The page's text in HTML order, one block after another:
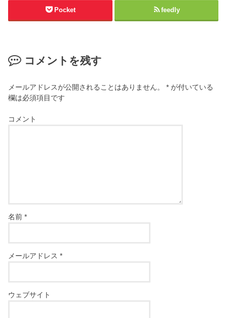
Pocket feedly
コメントを残す
メールアドレスが公開されることはありません。 * が付いている
欄は必須項目です
コメント
名前*
メールアドレス*
ウェブサイト